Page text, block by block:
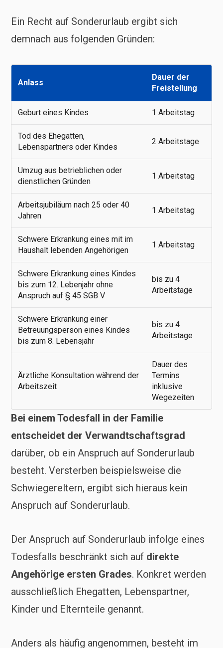
Ein Recht auf Sonderurlaub ergibt sich
demnach aus folgenden Gründen:
Anlass
Dauer der
Freistellung
Geburt eines Kindes 1 Arbeitstag
Tod des Ehegatten,
Lebenspartners oder Kindes
2 Arbeitstage
Umzug aus betrieblichen oder
dienstlichen Gründen
1 Arbeitstag
Arbeitsjubiläum nach 25 oder 40
Jahren
1 Arbeitstag
Schwere Erkrankung eines mit im
Haushalt lebenden Angehörigen
1 Arbeitstag
Schwere Erkrankung eines Kindes
bis zum 12. Lebenjahr ohne
Anspruch auf § 45 SGB V
bis zu 4
Arbeitstage
Schwere Erkrankung einer
Betreuungsperson eines Kindes
bis zum 8. Lebensjahr
bis zu 4
Arbeitstage
Ärztliche Konsultation während der
Arbeitszeit
Dauer des
Termins
inklusive
Wegezeiten
Bei einem Todesfall in der Familie
entscheidet der Verwandtschaftsgrad
darüber, ob ein Anspruch auf Sonderurlaub
besteht. Versterben beispielsweise die
Schwiegereltern, ergibt sich hieraus kein
Anspruch auf Sonderurlaub.
Der Anspruch auf Sonderurlaub infolge eines
Todesfalls beschränkt sich auf direkte
Angehörige ersten Grades. Konkret werden
ausschließlich Ehegatten, Lebenspartner,
Kinder und Elternteile genannt.
Anders als häufig angenommen, besteht im